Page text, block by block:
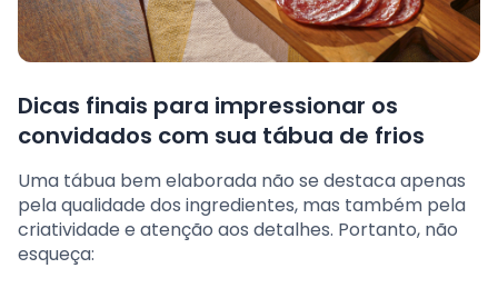
Dicas finais para impressionar os
convidados com sua tábua de frios
Uma tábua bem elaborada não se destaca apenas
pela qualidade dos ingredientes, mas também pela
criatividade e atenção aos detalhes. Portanto, não
esqueça: